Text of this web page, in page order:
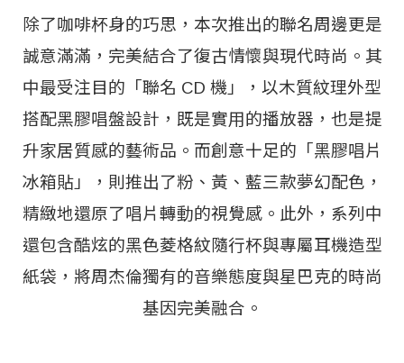
除了咖啡杯身的巧思，本次推出的聯名周邊更是
誠意滿滿，完美結合了復古情懷與現代時尚。其
中最受注目的「聯名 CD 機」，以木質紋理外型
搭配黑膠唱盤設計，既是實用的播放器，也是提
升家居質感的藝術品。而創意十足的「黑膠唱片
冰箱貼」，則推出了粉、黃、藍三款夢幻配色，
精緻地還原了唱片轉動的視覺感。此外，系列中
還包含酷炫的黑色菱格紋隨行杯與專屬耳機造型
紙袋，將周杰倫獨有的音樂態度與星巴克的時尚
基因完美融合。